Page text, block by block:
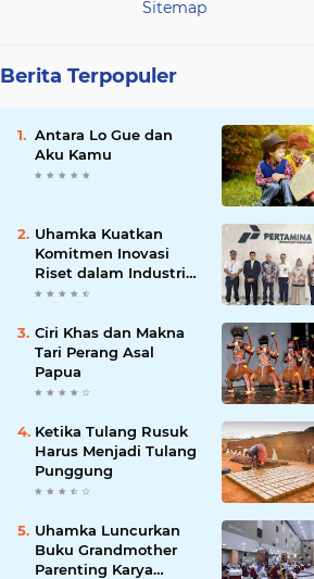
Sitemap
Berita Terpopuler
Antara Lo Gue dan
Aku Kamu
Uhamka Kuatkan
Komitmen Inovasi
Riset dalam Industri
dengan PT. Pertamina
Ciri Khas dan Makna
Tari Perang Asal
Papua
Ketika Tulang Rusuk
Harus Menjadi Tulang
Punggung
Uhamka Luncurkan
Buku Grandmother
Parenting Karya